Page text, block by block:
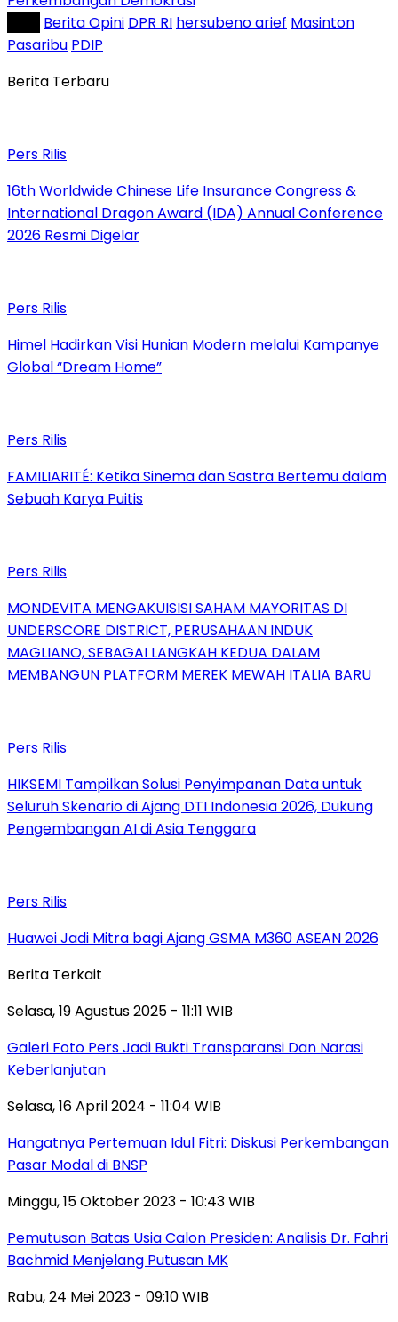
Berita Opini DPR RI hersubeno arief Masinton
Pasaribu PDIP
Berita Terbaru
Pers Rilis
16th Worldwide Chinese Life Insurance Congress &
International Dragon Award (IDA) Annual Conference
2026 Resmi Digelar
Pers Rilis
Himel Hadirkan Visi Hunian Modern melalui Kampanye
Global “Dream Home”
Pers Rilis
FAMILIARITÉ: Ketika Sinema dan Sastra Bertemu dalam
Sebuah Karya Puitis
Pers Rilis
MONDEVITA MENGAKUISISI SAHAM MAYORITAS DI
UNDERSCORE DISTRICT, PERUSAHAAN INDUK
MAGLIANO, SEBAGAI LANGKAH KEDUA DALAM
MEMBANGUN PLATFORM MEREK MEWAH ITALIA BARU
Pers Rilis
HIKSEMI Tampilkan Solusi Penyimpanan Data untuk
Seluruh Skenario di Ajang DTI Indonesia 2026, Dukung
Pengembangan AI di Asia Tenggara
Pers Rilis
Huawei Jadi Mitra bagi Ajang GSMA M360 ASEAN 2026
Berita Terkait
Selasa, 19 Agustus 2025 - 11:11 WIB
Galeri Foto Pers Jadi Bukti Transparansi Dan Narasi
Keberlanjutan
Selasa, 16 April 2024 - 11:04 WIB
Hangatnya Pertemuan Idul Fitri: Diskusi Perkembangan
Pasar Modal di BNSP
Minggu, 15 Oktober 2023 - 10:43 WIB
Pemutusan Batas Usia Calon Presiden: Analisis Dr. Fahri
Bachmid Menjelang Putusan MK
Rabu, 24 Mei 2023 - 09:10 WIB